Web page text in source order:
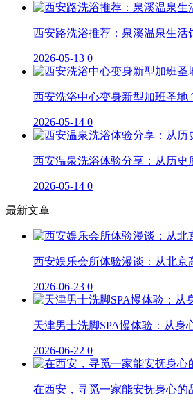
西安路洗浴推荐：泉溪温泉生
2026-05-13 0
西安洗浴中心变身新型加班圣地
2026-05-14 0
西安温泉洗浴体验分享：从历
2026-05-14 0
最新文章
西安娱乐会所体验漫谈：从北京
2026-06-23 0
天津男士洗脚SPA慢体验：从身
2026-06-22 0
在西安，寻觅一家能安抚身心的